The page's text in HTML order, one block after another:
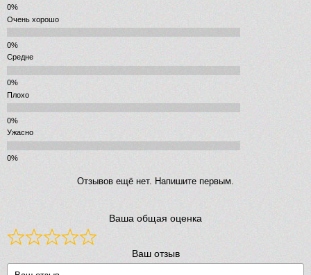
Очень хорошо
Средне
Плохо
Ужасно
Отзывов ещё нет. Напишите первым.
Ваша общая оценка
Ваш отзыв